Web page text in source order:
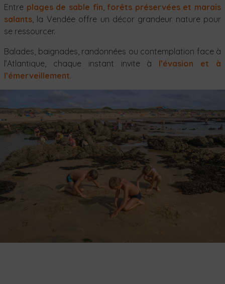
Entre plages de sable fin, forêts préservées et marais
salants, la Vendée offre un décor grandeur nature pour
se ressourcer.
Balades, baignades, randonnées ou contemplation face à
l’Atlantique, chaque instant invite à l’évasion et à
l’émerveillement.